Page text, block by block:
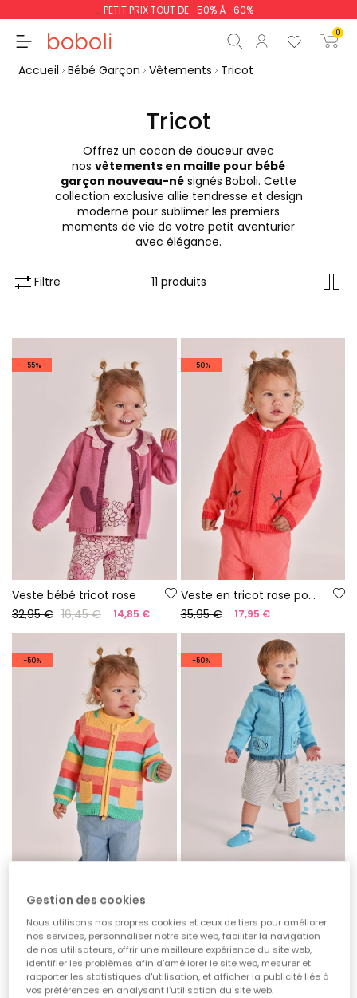
PETIT PRIX TOUT DE -50% À -60%
0
poursuit Commencer la
Accueil Bébé Garçon Vêtements Tricot
Tricot
Offrez un cocon de douceur avec
nos vêtements en maille pour bébé
garçon nouveau-né signés Boboli. Cette
collection exclusive allie tendresse et design
moderne pour sublimer les premiers
moments de vie de votre petit aventurier
avec élégance.
Filtre 11 produits
-55%
Veste bébé tricot rose
32,95 € 16,45 € 14,85 €
-50%
Veste en tricot rose pour bébé
35,95 €
17,95 €
-50%
32,95 €
16,45 €
-50%
-50% -50%
Gestion des cookies
Nous utilisons nos propres cookies et ceux de tiers pour améliorer
nos services, personnaliser notre site web, faciliter la navigation
de nos utilisateurs, offrir une meilleure expérience du site web,
identifier les problèmes afin d'améliorer le site web, mesurer et
rapporter les statistiques d'utilisation, et afficher la publicité liée à
vos préférences en analysant l'utilisation du site web.